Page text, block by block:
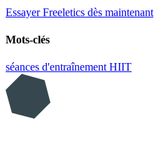
Essayer Freeletics dès maintenant
Mots-clés
séances d'entraînementHIIT